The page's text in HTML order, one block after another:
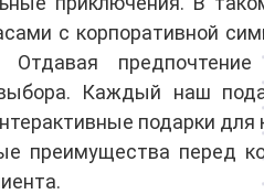
с корпоративной
Отдавая
Каждый наш
подарки для
преимущества перед